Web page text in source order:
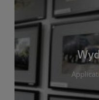
wszystkich
bibliotekę.
autorskich,
tematycznych dla
wydarzenie ma
czytelniczej oraz
Dzięki